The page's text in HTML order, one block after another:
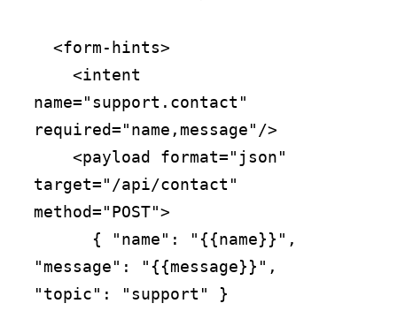
name="support.contact"
required="name,message"/>
target="/api/contact"
method="POST">
"message": "{{message}}",
"topic": "support" }